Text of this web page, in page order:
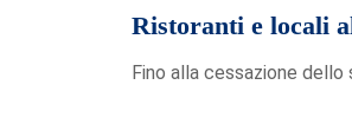
Ristoranti e locali
Fino alla cessazione